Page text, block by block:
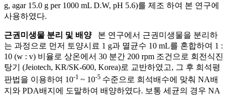
g, agar 15.0 g per 1000 mL D.W, pH 5.6)를 제조 하여 본 연구에
사용하였다.
근권미생물 분리 및 배양
본 연구에서 근권미생물을 분리하
는 과정으로 먼저 토양시료 1 g과 멸균수 10 mL를 혼합하여 1 :
10 (w : v) 비율로 상온에서 30 분간 200 rpm 조건으로 회전식진
탕기 (Jeiotech, KR/SK-600, Korea)로 교반하였고, 그 후 희석평
판법을 이용하여 10-1 ~ 10-5 수준으로 희석배수에 맞춰 NA배
지와 PDA배지에 도말하여 배양하였다. 보통 세균의 경우 NA